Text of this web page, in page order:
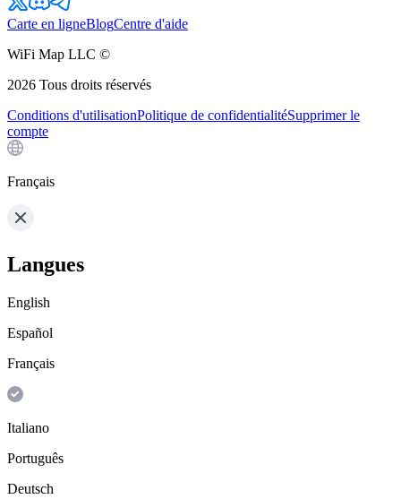
Carte en ligneBlogCentre d'aide
WiFi Map LLC ©
2026 Tous droits réservés
Conditions d'utilisationPolitique de confidentialitéSupprimer le
compte
Français
Langues
English
Español
Français
Italiano
Português
Deutsch